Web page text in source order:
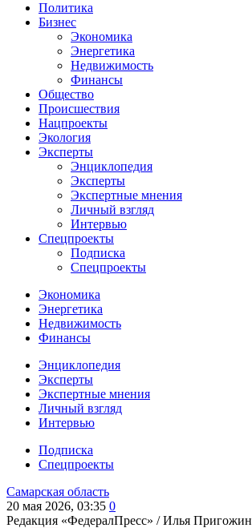
Политика
Бизнес
Экономика
Энергетика
Недвижимость
Финансы
Общество
Происшествия
Нацпроекты
Экология
Эксперты
Энциклопедия
Эксперты
Экспертные мнения
Личный взгляд
Интервью
Спецпроекты
Подписка
Спецпроекты
Экономика
Энергетика
Недвижимость
Финансы
Энциклопедия
Эксперты
Экспертные мнения
Личный взгляд
Интервью
Подписка
Спецпроекты
Самарская область
20 мая 2026, 03:35 0
Редакция «ФедералПресс» /Илья Пригожин